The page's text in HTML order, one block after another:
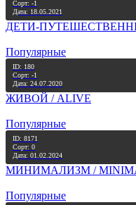
Сорт: -1
Дата: 18.05.2021
ДЕТИ-
Популярные
ID: 180
Сорт: -1
Дата: 24.07.2020
ЖИВОЙ / ALIVE
Популярные
ID: 8171
Сорт: 0
Дата: 01.02.2024
МИНИМАЛИЗМ /
Популярные